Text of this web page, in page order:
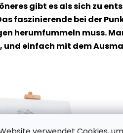
gibt es als sich zu
faszinierende bei der
herumfummeln muss.
einfach mit dem